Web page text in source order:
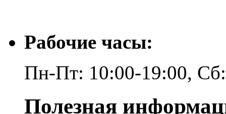
Рабочие часы:
Пн-Пт: 10:00-19:00,
Полезная